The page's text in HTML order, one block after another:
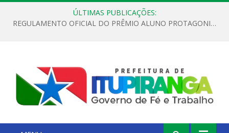
ÚLTIMAS PUBLICAÇÕES:
REGULAMENTO OFICIAL DO PRÊMIO ALUNO PROTAGONISTA – EDIÇÃO 2026